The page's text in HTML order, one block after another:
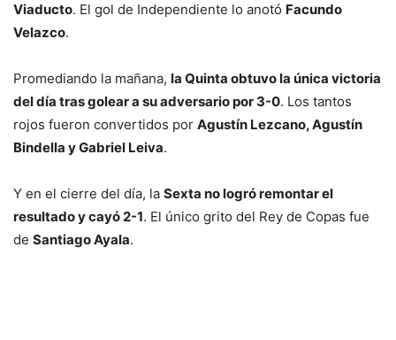
Viaducto. El gol de Independiente lo anotó Facundo
Velazco.
Promediando la mañana, la Quinta obtuvo la única victoria
del día tras golear a su adversario por 3-0. Los tantos
rojos fueron convertidos por Agustín Lezcano, Agustín
Bindella y Gabriel Leiva.
Y en el cierre del día, la Sexta no logró remontar el
resultado y cayó 2-1. El único grito del Rey de Copas fue
de Santiago Ayala.